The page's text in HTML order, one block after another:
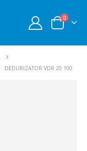
0
DEDURIZATOR VDR 20 100